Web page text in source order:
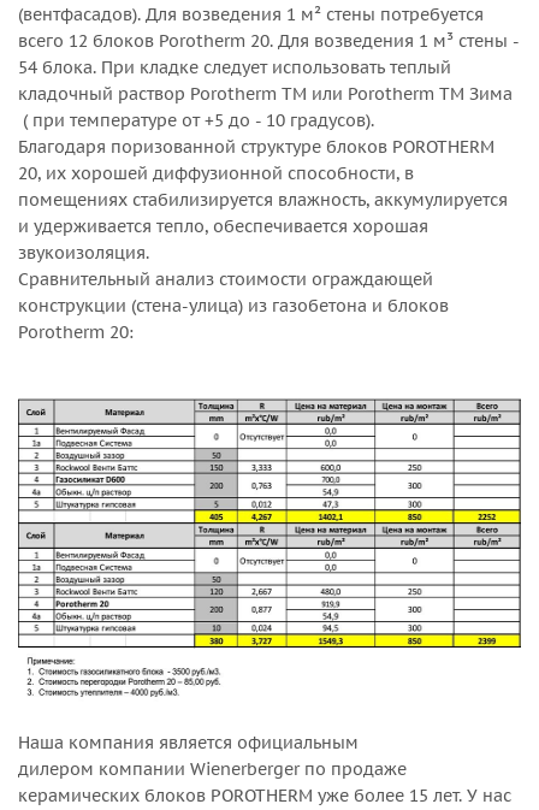
(вентфасадов). Для возведения 1 м² стены потребуется
всего 12 блоков Porotherm 20. Для возведения 1 м³ стены -
54 блока. При кладке следует использовать теплый
кладочный раствор Porotherm TM или Porotherm TM Зима
( при температуре от +5 до - 10 градусов).
Благодаря поризованной структуре блоков POROTHERM
20, их хорошей диффузионной способности, в
помещениях стабилизируется влажность, аккумулируется
и удерживается тепло, обеспечивается хорошая
звукоизоляция.
Сравнительный анализ стоимости ограждающей
конструкции (стена-улица) из газобетона и блоков
Porotherm 20:
Наша компания является официальным
дилером компании Wienerberger по продаже
керамических блоков POROTHERM уже более 15 лет. У нас